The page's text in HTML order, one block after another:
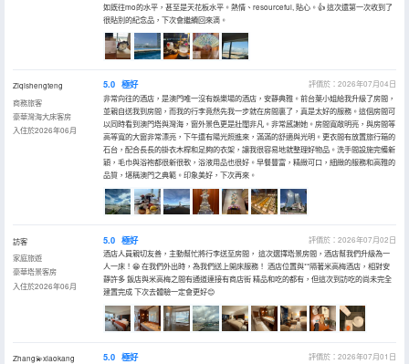
如既往mo的水平，甚至是天花板水平。熱情、resourceful, 貼心。👍 這次還第一次收到了
很貼別的紀念品，下次會繼續回來滴。
Ziqishengteng
商務旅客
豪華灣海大床客房
入住於2026年06月
5.0 極好
評價於：2026年07月04日
非常向往的酒店，是澳門唯一沒有娛樂場的酒店，安靜典雅。前台葉小姐給我升級了房間，
並親自送我到房間，而我的行李竟然先我一步就在房間裏了，真是太好的服務。這個房間可
以同時看到澳門塔與灣海，窗外景色更是壯闊非凡。非常感謝她。房間寬敞明亮，與房間等
高等寬的大窗非常漂亮，下午還有陽光照進來，滿滿的舒適與光明。更衣間有放置旅行箱的
石台，配合長長的掛衣木桿和足夠的衣架，讓我很容易地就整理好物品。洗手間設施完備新
穎，毛巾與浴袍都很新很軟，浴液用品也很好。早餐豐富，精緻可口，細緻的服務和高雅的
品質，堪稱澳門之典範。印象美好，下次再來。
訪客
家庭旅遊
豪華塔景客房
入住於2026年06月
5.0 極好
評價於：2026年07月02日
酒店人員親切友善，主動幫忙將行李送至房間， 這次選擇塔景房間，酒店幫我們升級為一
人一床！😁 在我們外出時，為我們送上開床服務！ 酒店位置與**隔著米高梅酒店，相對安
靜許多 飯店與米高梅之間有通道連接有商店街 精品和吃的都有，但這次到訪吃的尚未完全
建置完成 下次去體驗一定會更好😊
Zhang💫xiaokang
5.0 極好
評價於：2026年07月01日